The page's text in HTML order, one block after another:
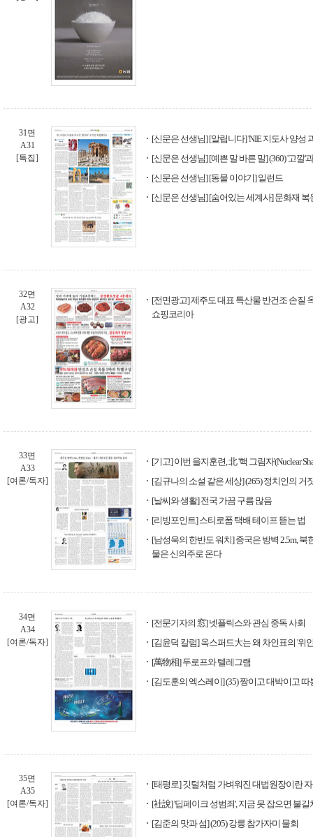
31면
A31
[특집]
[신문은 선생님] [알립니다] 'NIE 지도사 양성
[신문은 선생님] [예쁜 말 바른 말] (360) '고깔'
[신문은 선생님] [동물 이야기] 일런드
[신문은 선생님] [숨어있는 세계사] 문화재 복
32면
A32
[광고]
[전면광고] 제주도 대표 특산물 반건조 손질
쇼핑코리아
33면
A33
[여론/독자]
[기고] 이번 을지훈련, 北 '핵 그림자'(Nuclear
[김규나의 소설 같은 세상] (265) 정치인의 거
[날씨와 생활] 전국 가끔 구름 많음
[리빙포인트] 스티로폼 택배 테이프 뜯는 법
[남성욱의 한반도 워치] 중국은 방벽 2.5m,
물은 신의주로 온다
34면
A34
[여론/독자]
[전문기자의 窓] 넷플릭스와 관심 중독 사회
[김윤덕 칼럼] 옥스퍼드大는 왜 차인표의 '위
[萬物相] 두로프와 텔레그램
[김도훈의 엑스레이] (35) 짱이고 대박이고 따
35면
A35
[여론/독자]
[태평로] 깃털처럼 가벼워진 대법원장이란
[社說] '딥페이크 성범죄', 지금 못 잡으면 불길
[김준의 맛과 섬] (205) 강릉 참가자미 물회